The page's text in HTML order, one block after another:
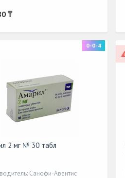
₸
0-0-4
2 мг № 30 табл
Санофи-Авентис